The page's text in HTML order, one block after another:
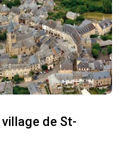
de St-